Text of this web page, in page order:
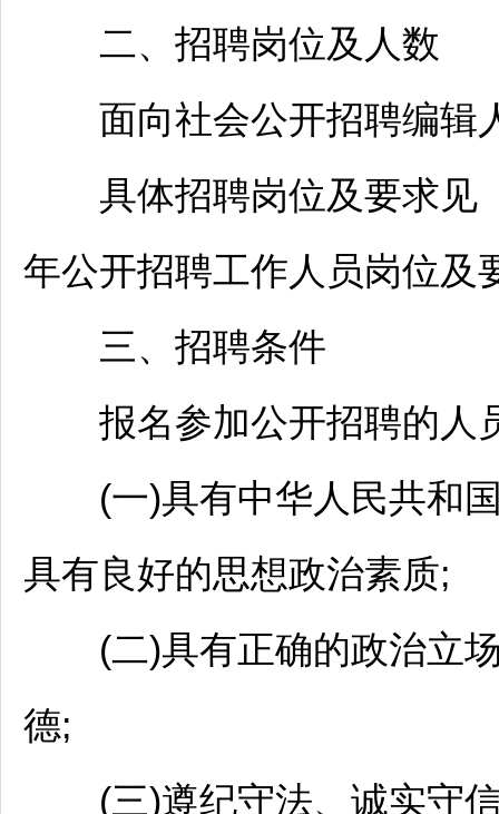
二、 招聘岗位及人数
面向社会公开招聘编辑
具体招聘岗位及要求见
年公开招聘工作人员岗位及
三、 招聘条件
报名参加公开招聘的人
(一)具有中华人民共和国
具有良好的思想政治素质;
(二)具有正确的政治立场
德;
(三)遵纪守法、诚实守信